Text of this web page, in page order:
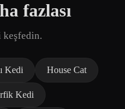
fazlası
Kedi House Cat
Kedi